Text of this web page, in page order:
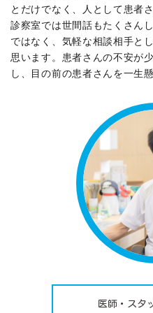
とだけでなく、人として患者
診察室では世間話もたくさん
ではなく、気軽な相談相手と
思います。患者さんの不安が
し、目の前の患者さんを一生
医師・スタ